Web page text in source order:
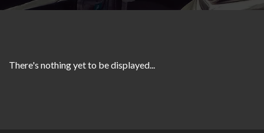
There's nothing yet to be displayed...